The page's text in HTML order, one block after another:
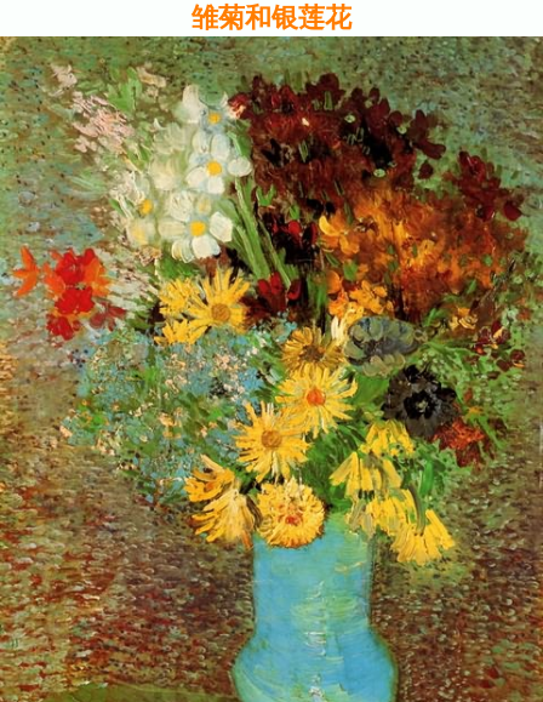
雏菊和银莲花